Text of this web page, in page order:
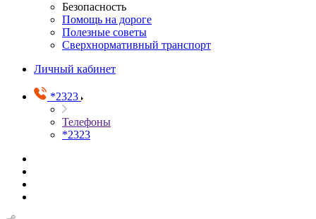
Безопасность
Помощь на дороге
Полезные советы
Сверхнормативный транспорт
Личный кабинет
*2323
Телефоны
*2323